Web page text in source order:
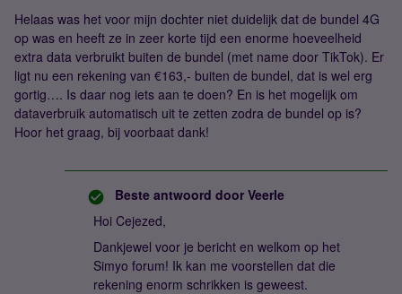
Helaas was het voor mijn dochter niet duidelijk dat de bundel 4G
op was en heeft ze in zeer korte tijd een enorme hoeveelheid
extra data verbruikt buiten de bundel (met name door TikTok). Er
ligt nu een rekening van €163,- buiten de bundel, dat is wel erg
gortig…. Is daar nog iets aan te doen? En is het mogelijk om
dataverbruik automatisch uit te zetten zodra de bundel op is?
Hoor het graag, bij voorbaat dank!
Beste antwoord door Veerle
Hoi Cejezed,
Dankjewel voor je bericht en welkom op het
Simyo forum! Ik kan me voorstellen dat die
rekening enorm schrikken is geweest.